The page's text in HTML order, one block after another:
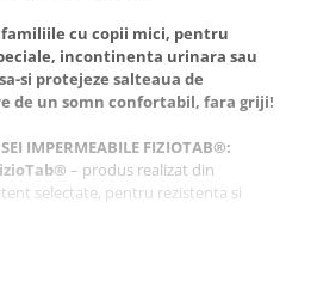
cu copii mici, pentru
incontinenta urinara sau
si protejeze salteaua de
de un somn confortabil, fara griji!
IMPERMEABILE FIZIOTAB®:
– produs realizat din
selectate, pentru rezistenta si
din bambus,